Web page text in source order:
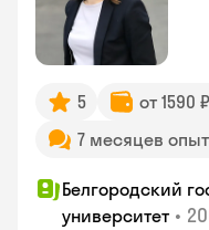
5
от 1590
7 месяцев
Белгородский
университет •